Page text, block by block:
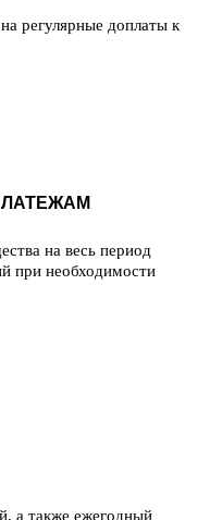
регулярные доплаты к
на весь период
при необходимости
а также ежегодный